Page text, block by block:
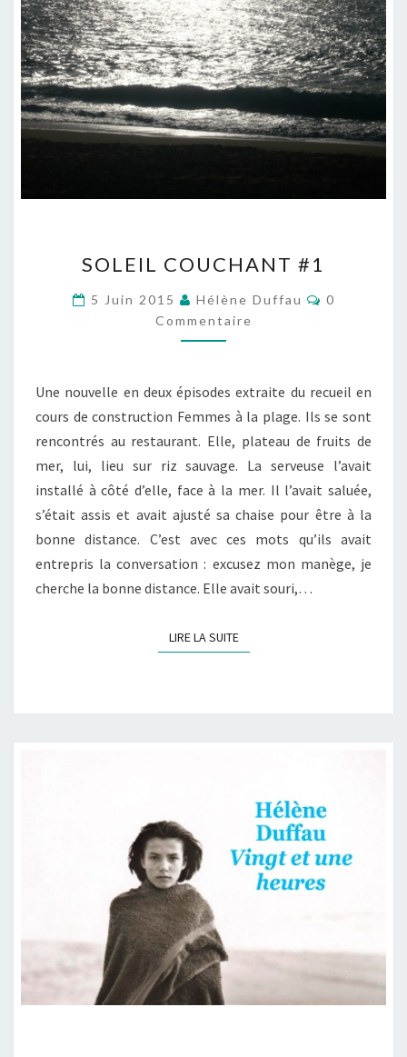
COUCHANT
#1
SOLEIL COUCHANT #1
5 Juin 2015 Hélène Duffau
0
Commentaire
Une nouvelle en deux épisodes extraite du recueil en
cours de construction Femmes à la plage. Ils se sont
rencontrés au restaurant. Elle, plateau de fruits de
mer, lui, lieu sur riz sauvage. La serveuse l’avait
installé à côté d’elle, face à la mer. Il l’avait saluée,
s’était assis et avait ajusté sa chaise pour être à la
bonne distance. C’est avec ces mots qu’ils avait
entrepris la conversation : excusez mon manège, je
cherche la bonne distance. Elle avait souri,…
LIRE LA SUITELIRE LA SUITE